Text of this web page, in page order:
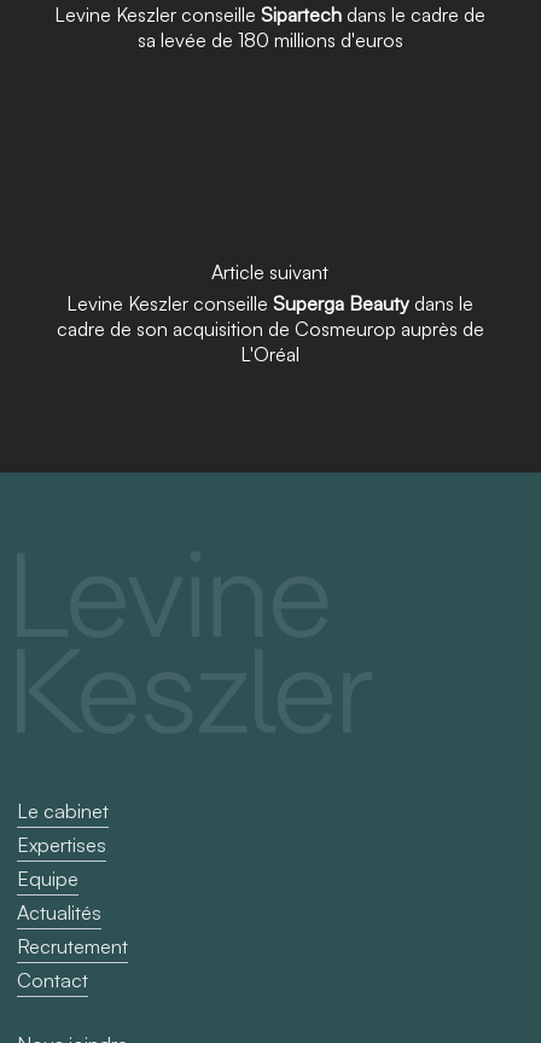
Levine Keszler conseilleSipartech dans le cadre de
sa levée de 180 millions d'euros
Article suivant
Levine Keszler conseilleSuperga Beauty dans le
cadre de son acquisition de Cosmeurop auprès de
L'Oréal
Le cabinet
Expertises
Equipe
Actualités
Recrutement
Contact